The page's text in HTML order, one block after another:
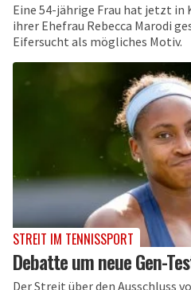
Eine 54-jährige Frau hat jetzt in
ihrer Ehefrau Rebecca Marodi
Eifersucht als mögliches Motiv.
STREIT IM TENNISSPORT
Debatte um neue Gen-
Der Streit über den Ausschluss